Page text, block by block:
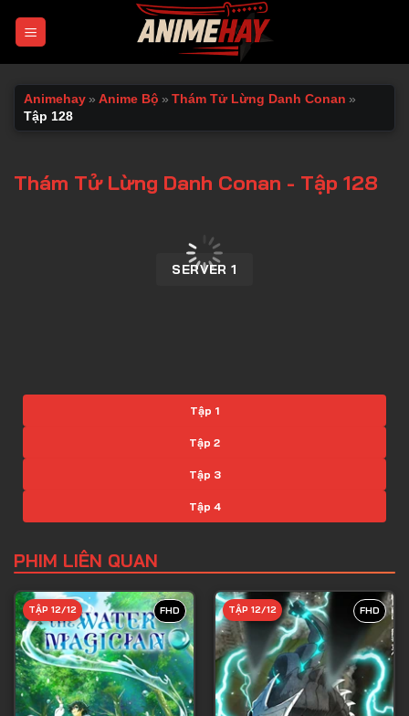
Animehay » Anime Bộ » Thám Tử Lừng Danh Conan »
Tập 128
Thám Tử Lừng Danh Conan - Tập 128
SERVER 1
Tập 1
Tập 2
Tập 3
Tập 4
Tập 6
Tập 7
Tập 8
Tập 9
Tập 10
PHIM LIÊN QUAN
FHD
TẬP 12/12 FHD
TẬP 12/12